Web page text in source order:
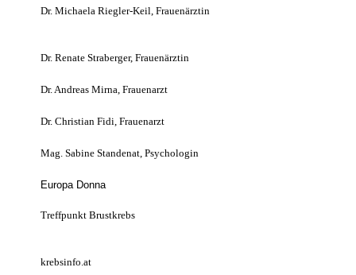
Dr. Michaela Riegler-Keil, Frauenärztin
Dr. Renate Straberger, Frauenärztin
Dr. Andreas Mirna, Frauenarzt
Dr. Christian Fidi, Frauenarzt
Mag. Sabine Standenat, Psychologin
Europa Donna
Treffpunkt Brustkrebs
krebsinfo.at